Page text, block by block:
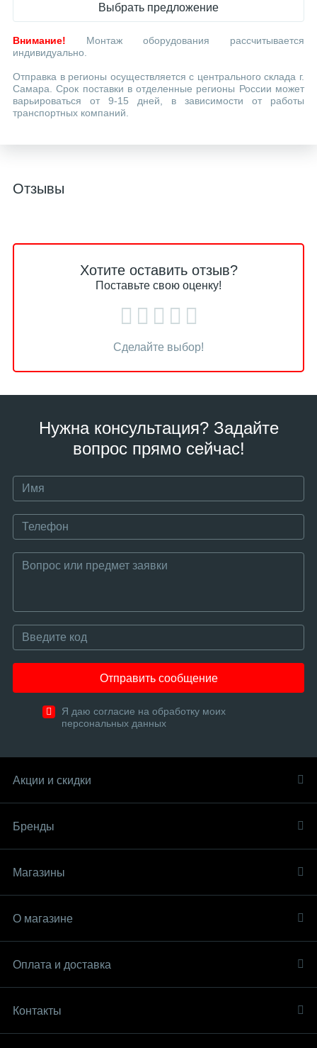
Выбрать предложение
Внимание! Монтаж оборудования рассчитывается
индивидуально.
Отправка в регионы осуществляется с центрального склада г.
Самара. Срок поставки в отделенные регионы России может
варьироваться от 9-15 дней, в зависимости от работы
транспортных компаний.
Отзывы
Хотите оставить отзыв?
Поставьте свою оценку!
Сделайте выбор!
Нужна консультация? Задайте
вопрос прямо сейчас!
Отправить сообщение
Я даю согласие на обработку моих
персональных данных
Акции и скидки
Бренды
Магазины
О магазине
Оплата и доставка
Контакты